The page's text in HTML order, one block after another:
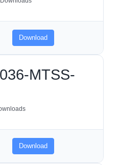
Download
MTSS-
Download